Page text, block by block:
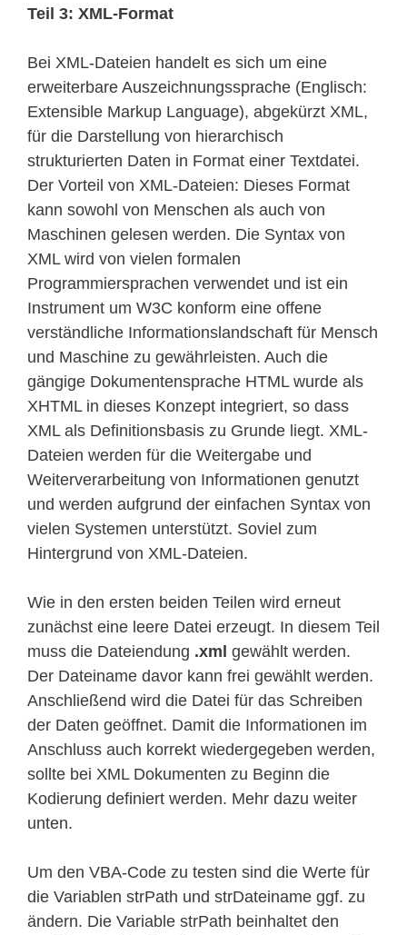
Teil 3: XML-Format
Bei XML-Dateien handelt es sich um eine
erweiterbare Auszeichnungssprache (Englisch:
Extensible Markup Language), abgekürzt XML,
für die Darstellung von hierarchisch
strukturierten Daten in Format einer Textdatei.
Der Vorteil von XML-Dateien: Dieses Format
kann sowohl von Menschen als auch von
Maschinen gelesen werden. Die Syntax von
XML wird von vielen formalen
Programmiersprachen verwendet und ist ein
Instrument um W3C konform eine offene
verständliche Informationslandschaft für Mensch
und Maschine zu gewährleisten. Auch die
gängige Dokumentensprache HTML wurde als
XHTML in dieses Konzept integriert, so dass
XML als Definitionsbasis zu Grunde liegt. XML-
Dateien werden für die Weitergabe und
Weiterverarbeitung von Informationen genutzt
und werden aufgrund der einfachen Syntax von
vielen Systemen unterstützt. Soviel zum
Hintergrund von XML-Dateien.
Wie in den ersten beiden Teilen wird erneut
zunächst eine leere Datei erzeugt. In diesem Teil
muss die Dateiendung .xml gewählt werden.
Der Dateiname davor kann frei gewählt werden.
Anschließend wird die Datei für das Schreiben
der Daten geöffnet. Damit die Informationen im
Anschluss auch korrekt wiedergegeben werden,
sollte bei XML Dokumenten zu Beginn die
Kodierung definiert werden. Mehr dazu weiter
unten.
Um den VBA-Code zu testen sind die Werte für
die Variablen strPath und strDateiname ggf. zu
ändern. Die Variable strPath beinhaltet den